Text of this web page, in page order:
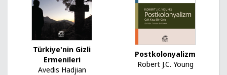
Türkiye'nin Gizli
Ermenileri
Avedis Hadjian
Postkolonyalizm
Robert J.C. Young